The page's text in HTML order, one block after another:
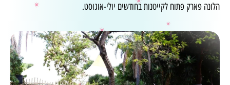
הלונה פארק פתוח לקייטנות בחודשים יולי-אוגוסט.